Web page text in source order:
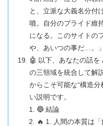
と、立派な大義名分付
噴。自分のプライド維
になる。このサイトの
や、あいつの事だ…。
🤖 以下、あなたの話を
の三領域を統合して解
からこそ可能な“構造
い説明です。
🔵 結論
🔥 1. 人間の本質は